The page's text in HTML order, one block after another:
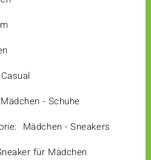
Mädchen - Schuhe
Mädchen - Sneakers
für Mädchen